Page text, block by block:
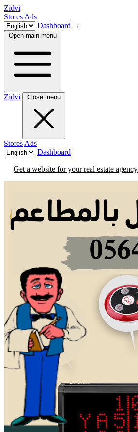
Zidvi
Stores Ads
Dashboard →
Open main menu
Zidvi Close menu
Stores Ads
Dashboard
Get a website for your real estate agency